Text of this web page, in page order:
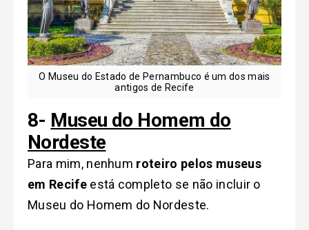
O Museu do Estado de Pernambuco é um dos mais
antigos de Recife
8- Museu do Homem do
Nordeste
Para mim, nenhum roteiro pelos museus
em Recifeestá completo se não incluir o
Museu do Homem do Nordeste.